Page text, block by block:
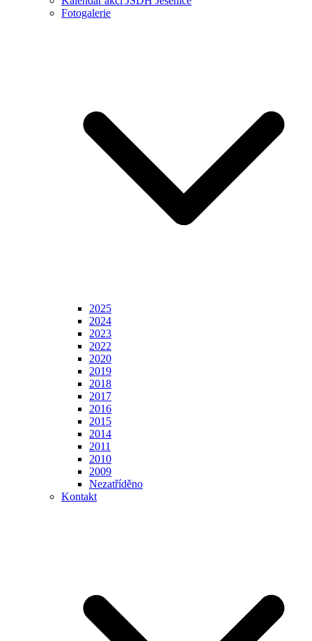
Fotogalerie
2025
2024
2023
2022
2020
2019
2018
2017
2016
2015
2014
2011
2010
2009
Nezatříděno
Kontakt